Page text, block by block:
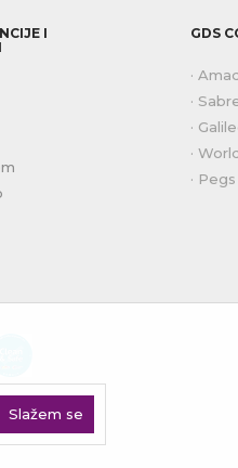
I
GDS
·
·
·
·
·
Slažem se